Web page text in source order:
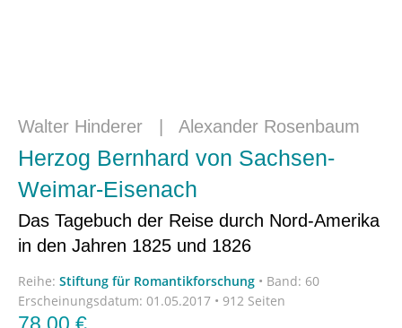
Walter Hinderer Alexander Rosenbaum
Herzog Bernhard von Sachsen-
Weimar-Eisenach
Das Tagebuch der Reise durch Nord-Amerika
in den Jahren 1825 und 1826
Reihe: Stiftung für Romantikforschung • Band: 60
Erscheinungsdatum: 01.05.2017 • 912 Seiten